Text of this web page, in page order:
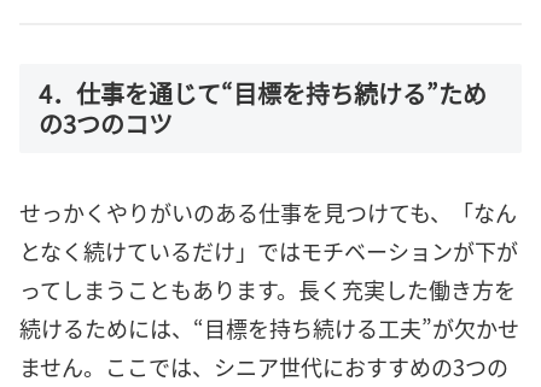
4．仕事を通じて“目標を持ち続ける”ため
の3つのコツ
せっかくやりがいのある仕事を見つけても、「なん
となく続けているだけ」ではモチベーションが下が
ってしまうこともあります。長く充実した働き方を
続けるためには、“目標を持ち続ける工夫”が欠かせ
ません。ここでは、シニア世代におすすめの3つの